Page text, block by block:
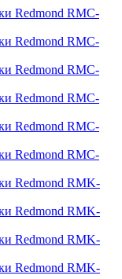
Redmond RMC-
Redmond RMC-
Redmond RMC-
Redmond RMC-
Redmond RMC-
Redmond RMC-
Redmond RMK-
Redmond RMK-
Redmond RMK-
Redmond RMK-